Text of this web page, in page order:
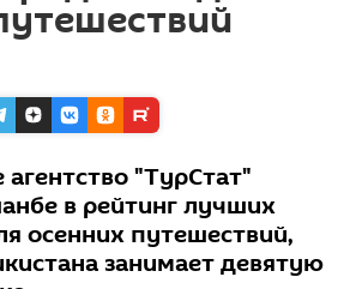
"ТурСтат"
в рейтинг лучших
осенних путешествий,
занимает девятую